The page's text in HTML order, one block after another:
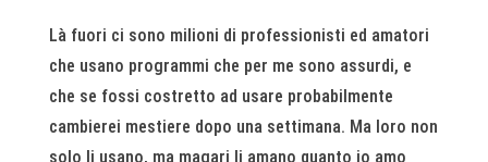
Là fuori ci sono milioni di professionisti ed amatori
che usano programmi che per me sono assurdi, e
che se fossi costretto ad usare probabilmente
cambierei mestiere dopo una settimana. Ma loro non
solo li usano, ma magari li amano quanto io amo